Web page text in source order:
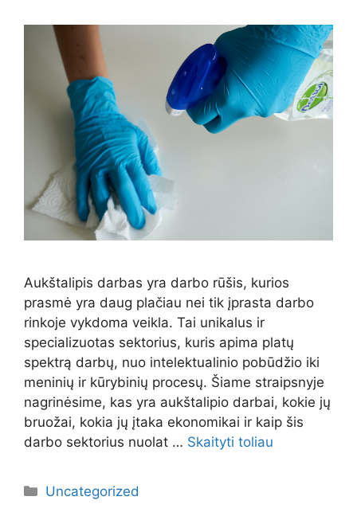
Aukštalipis darbas yra darbo rūšis, kurios
prasmė yra daug plačiau nei tik įprasta darbo
rinkoje vykdoma veikla. Tai unikalus ir
specializuotas sektorius, kuris apima platų
spektrą darbų, nuo intelektualinio pobūdžio iki
meninių ir kūrybinių procesų. Šiame straipsnyje
nagrinėsime, kas yra aukštalipio darbai, kokie jų
bruožai, kokia jų įtaka ekonomikai ir kaip šis
darbo sektorius nuolat … Skaityti toliau
Kategorijos
Uncategorized